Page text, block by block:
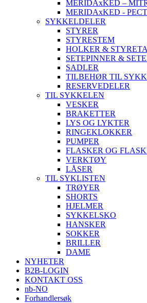
MERIDAxKED –
MERIDAxKED -
SYKKELDELER
STYRER
STYRESTEM
HOLKER &
SETEPINNER &
SADLER
TILBEHØR TIL
RESERVEDELER
TIL SYKKELEN
VESKER
BRAKETTER
LYS OG LYKTER
RINGEKLOKKER
PUMPER
FLASKER OG
VERKTØY
LÅSER
TIL SYKLISTEN
TRØYER
SHORTS
HJELMER
SYKKELSKO
HANSKER
SOKKER
BRILLER
DAME
NYHETER
B2B-LOGIN
KONTAKT OSS
nb-NO
Forhandlersøk